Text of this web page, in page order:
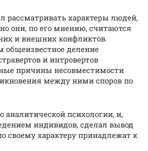
рассматривать характеры людей,
они, по его мнению, считаются
и внешних конфликтов.
деление
и интровертов
причины несовместимости
между ними споров по
аналитической психологии, и,
индивидов, сделал вывод
своему характеру принадлежат к